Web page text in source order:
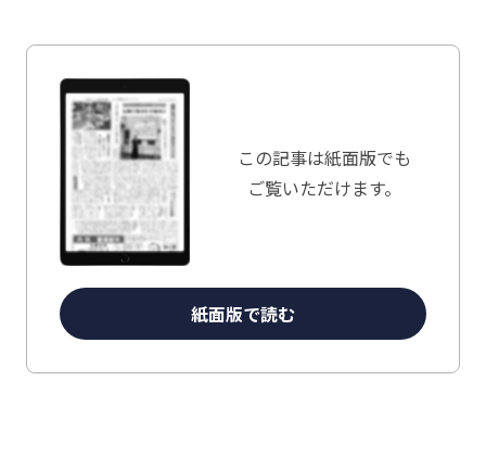
この記事は紙面版でも
ご覧いただけます。
紙面版で読む